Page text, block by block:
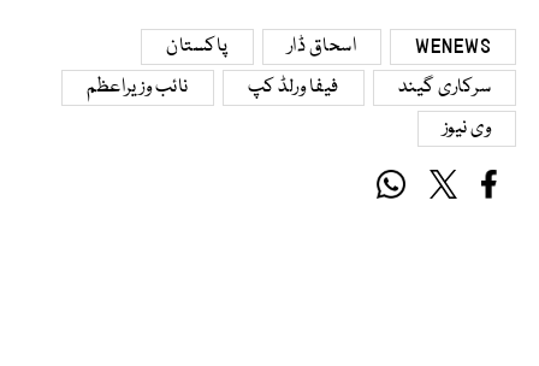
WENEWS اسحاق ڈار
پاکستان
سرکاری گیند
فیفا ورلڈ کپ
نائب وزیراعظم
وی نیوز